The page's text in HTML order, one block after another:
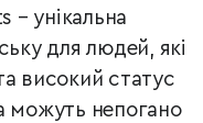
– унікальна
для людей, які
високий статус
можуть непогано